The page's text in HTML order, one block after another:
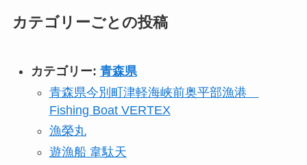
カテゴリーごとの投稿
カテゴリー: 青森県
青森県今別町津軽海峡前奥平部漁港
Fishing Boat VERTEX
漁榮丸
遊漁船 韋駄天